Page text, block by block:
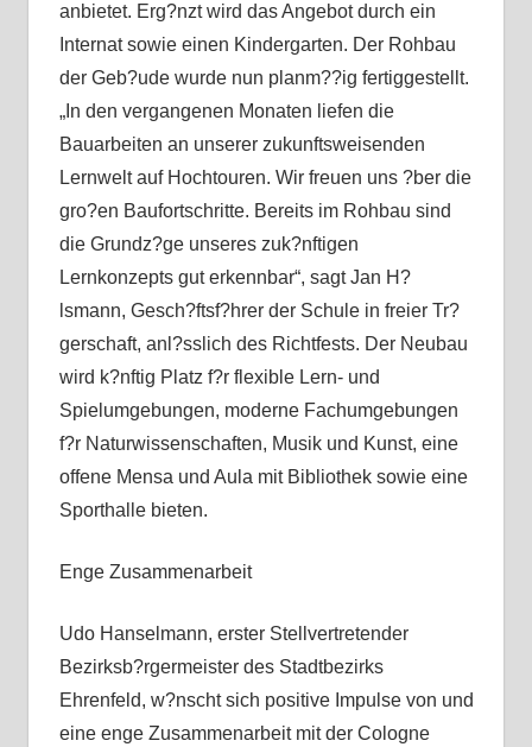
anbietet. Erg?nzt wird das Angebot durch ein
Internat sowie einen Kindergarten. Der Rohbau
der Geb?ude wurde nun planm??ig fertiggestellt.
„In den vergangenen Monaten liefen die
Bauarbeiten an unserer zukunftsweisenden
Lernwelt auf Hochtouren. Wir freuen uns ?ber die
gro?en Baufortschritte. Bereits im Rohbau sind
die Grundz?ge unseres zuk?nftigen
Lernkonzepts gut erkennbar“, sagt Jan H?
lsmann, Gesch?ftsf?hrer der Schule in freier Tr?
gerschaft, anl?sslich des Richtfests. Der Neubau
wird k?nftig Platz f?r flexible Lern- und
Spielumgebungen, moderne Fachumgebungen
f?r Naturwissenschaften, Musik und Kunst, eine
offene Mensa und Aula mit Bibliothek sowie eine
Sporthalle bieten.
Enge Zusammenarbeit
Udo Hanselmann, erster Stellvertretender
Bezirksb?rgermeister des Stadtbezirks
Ehrenfeld, w?nscht sich positive Impulse von und
eine enge Zusammenarbeit mit der Cologne